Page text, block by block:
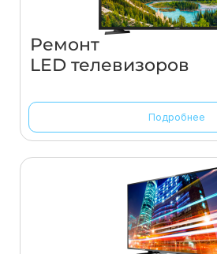
Ремонт
LED телевизоров
Подробнее